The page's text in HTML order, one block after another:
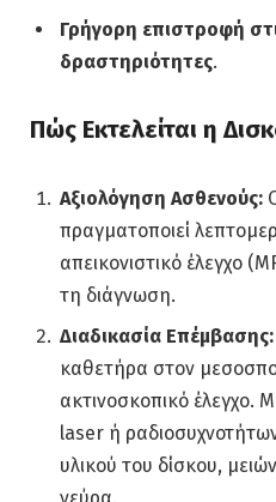
Γρήγορη επιστροφή
δραστηριότητες.
Πώς Εκτελείται η
Αξιολόγηση Ασθενούς:
πραγματοποιεί
απεικονιστικό έλεγχο
τη διάγνωση.
Διαδικασία Επέμβασης:
καθετήρα στον
ακτινοσκοπικό έλεγχο.
laser ή
υλικού του δίσκου,